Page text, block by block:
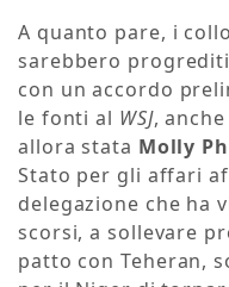
A quanto pare, i
sarebbero
con un accordo
le fonti al WSJ,
allora stata Molly
Stato per gli affari
delegazione che ha
scorsi, a sollevare
patto con Teheran,